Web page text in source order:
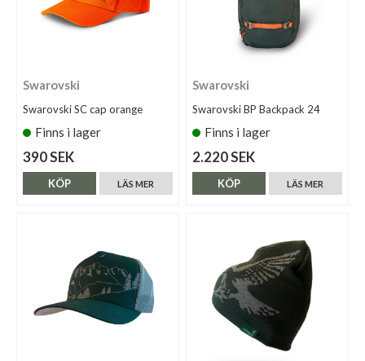
Swarovski
Swarovski SC cap orange
Finns i lager
390 SEK
LÄS MER
KÖP
Swarovski
Swarovski BP Backpack 24
Finns i lager
2.220 SEK
LÄS MER
KÖP